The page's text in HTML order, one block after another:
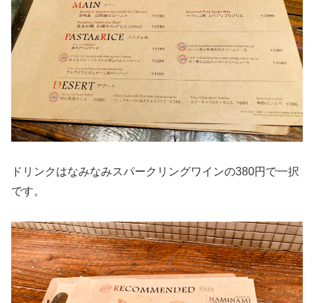
ドリンクはなみなみスパークリングワインの380円で一択
です。